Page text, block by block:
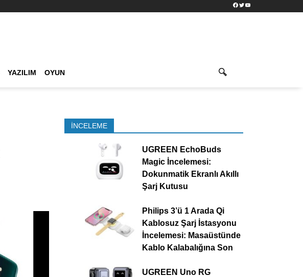
Facebook
TwitterYouTube
YAZILIM OYUN
İNCELEME
UGREEN EchoBuds
Magic İncelemesi:
Dokunmatik Ekranlı Akıllı
Şarj Kutusu
Philips 3’ü 1 Arada Qi
Kablosuz Şarj İstasyonu
İncelemesi: Masaüstünde
Kablo Kalabalığına Son
UGREEN Uno RG